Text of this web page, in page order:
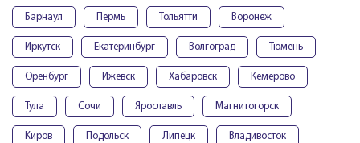
Барнаул Пермь Тольятти Воронеж
Иркутск Екатеринбург Волгоград Тюмень
Оренбург Ижевск Хабаровск Кемерово
Тула Сочи Ярославль Магнитогорск
Киров Подольск Липецк Владивосток